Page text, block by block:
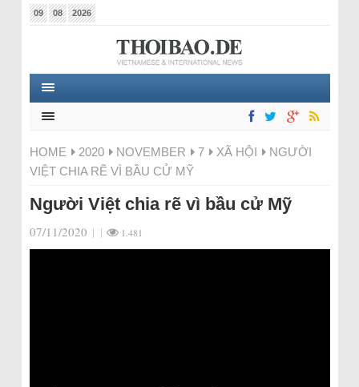
09 08 2026
HOME 2020 NOVEMBER 7 XÃ HỘI
NGƯỜI
VIỆT CHIA RẼ VÌ BẦU CỬ MỸ
Người Việt chia rẽ vì bầu cử Mỹ
07/11/2020 | | 1.481